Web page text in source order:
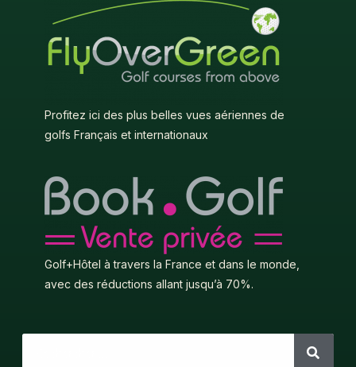
Profitez ici des plus belles vues aériennes de
golfs Français et internationaux
Golf+Hôtel à travers la France et dans le monde,
avec des réductions allant jusqu’à 70%.